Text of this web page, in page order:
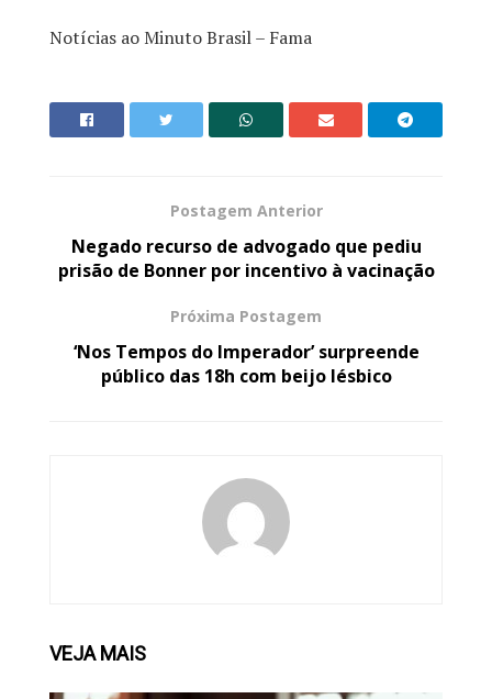
Notícias ao Minuto Brasil – Fama
Postagem Anterior
Negado recurso de advogado que pediu
prisão de Bonner por incentivo à vacinação
Próxima Postagem
‘Nos Tempos do Imperador’ surpreende
público das 18h com beijo lésbico
VEJAMAIS